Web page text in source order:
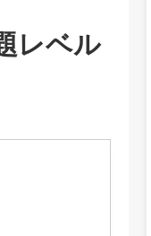
レベル